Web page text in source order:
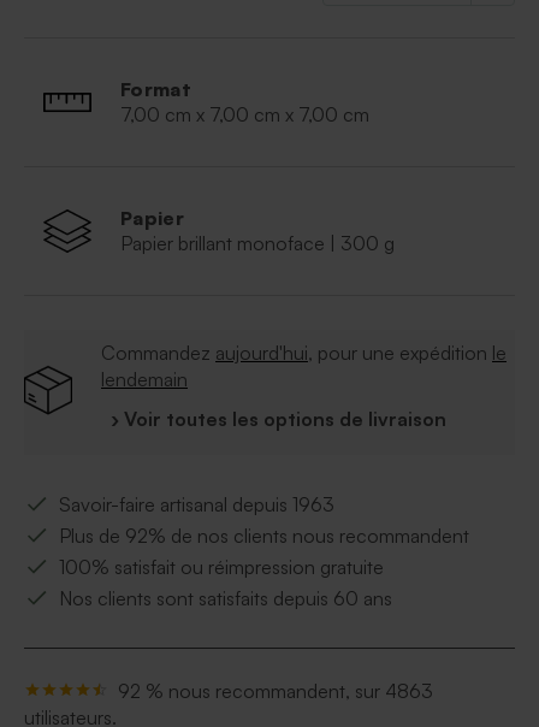
Format
7,00 cm x 7,00 cm x 7,00 cm
Papier
Papier brillant monoface | 300 g
Commandez aujourd'hui, pour une expédition le
lendemain
› Voir toutes les options de livraison
Savoir-faire artisanal depuis 1963
Plus de 92% de nos clients nous recommandent
100% satisfait ou réimpression gratuite
Nos clients sont satisfaits depuis 60 ans
92 % nous recommandent, sur 4863
utilisateurs.